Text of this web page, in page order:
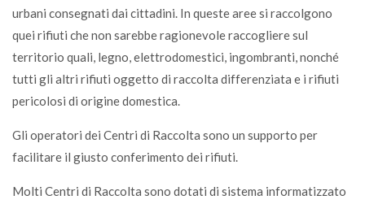
urbani consegnati dai cittadini. In queste aree si raccolgono
quei rifiuti che non sarebbe ragionevole raccogliere sul
territorio quali, legno, elettrodomestici, ingombranti, nonché
tutti gli altri rifiuti oggetto di raccolta differenziata e i rifiuti
pericolosi di origine domestica.
Gli operatori dei Centri di Raccolta sono un supporto per
facilitare il giusto conferimento dei rifiuti.
Molti Centri di Raccolta sono dotati di sistema informatizzato